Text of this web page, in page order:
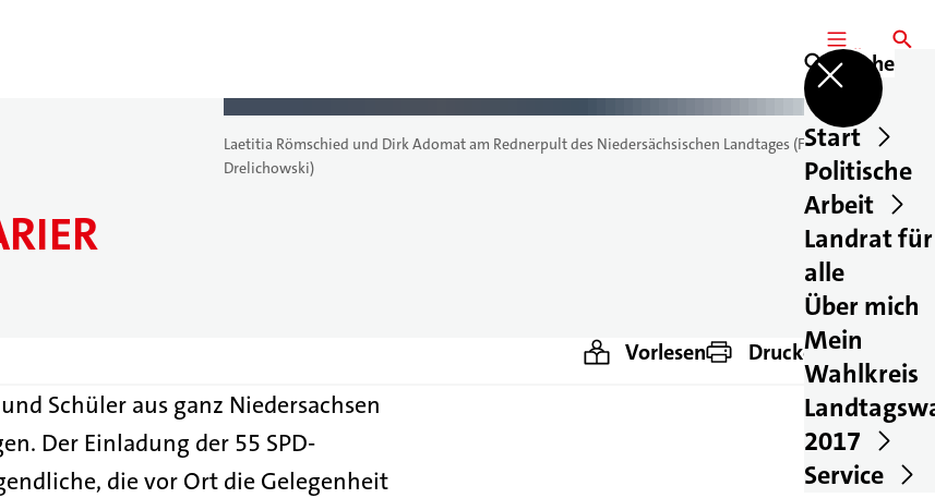
MENÜSuche
Start
Politische
Arbeit
Landrat für
alle
Über mich
Mein
Wahlkreis
2017
Service
SUCHE
Laetitia Römschied und Dirk Adomat am Rednerpult des Niedersächsischen Landtages (Foto: Martin
Drelichowski)
Vorlesen Drucken Teilen
Schüler aus ganz Niedersachsen
Der Einladung der 55 SPD-
die vor Ort die Gelegenheit